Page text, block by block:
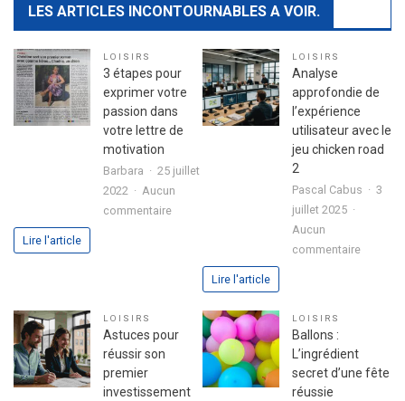
LES ARTICLES INCONTOURNABLES A VOIR.
LOISIRS
3 étapes pour
exprimer votre
passion dans
votre lettre de
motivation
Barbara
25 juillet
2022
Aucun
commentairesur
exprimer
passion
lettre
Lire l'article
LOISIRS
Analyse
approfondie de
l’expérience
utilisateur avec le
jeu chicken road
2
Pascal Cabus
3
juillet 2025
Aucun
commentairesur
avec
Lire l'article
LOISIRS
Astuces pour
réussir son
premier
investissement
LOISIRS
Ballons :
L’ingrédient
secret d’une fête
réussie